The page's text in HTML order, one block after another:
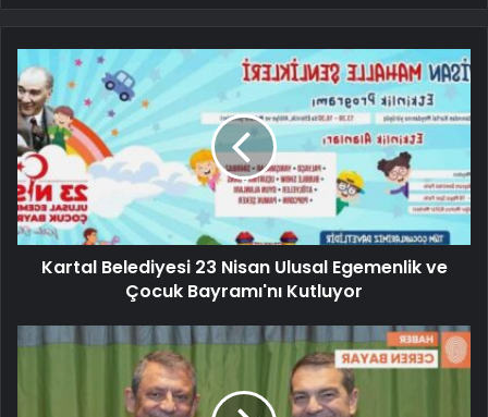
Kartal Belediyesi 23 Nisan Ulusal Egemenlik ve
Çocuk Bayramı'nı Kutluyor